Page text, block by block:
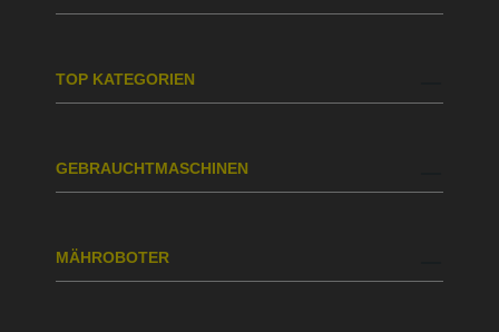
TOP KATEGORIEN
GEBRAUCHTMASCHINEN
MÄHROBOTER